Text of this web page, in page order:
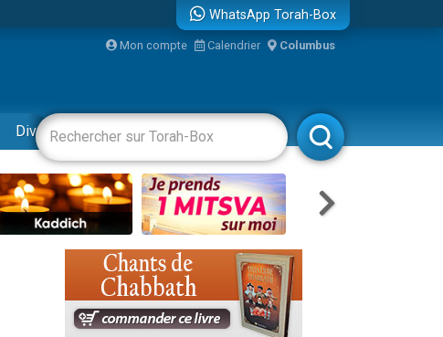
WhatsApp Torah-Box
Mon compte Calendrier Columbus
Divertissements Livres Rabbanim